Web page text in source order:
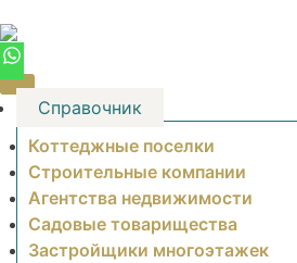
to
content
Справочник
Коттеджные поселки
Строительные компании
Агентства недвижимости
Садовые товарищества
Застройщики многоэтажек